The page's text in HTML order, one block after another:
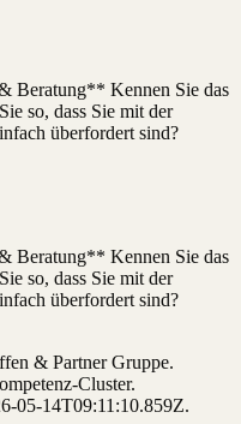
Beratung** Kennen Sie das
so, dass Sie mit der
überfordert sind?
Beratung** Kennen Sie das
so, dass Sie mit der
überfordert sind?
& Partner Gruppe.
Cluster.
05-14T09:11:10.859Z.